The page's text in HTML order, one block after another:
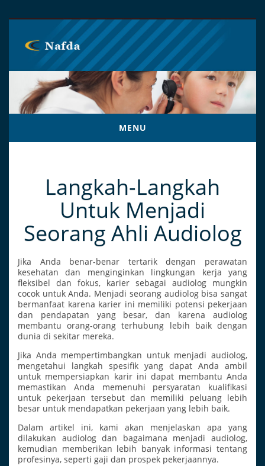
NAFDA.ORGMENU
Langkah-Langkah
Untuk Menjadi
Seorang Ahli Audiolog
Jika Anda benar-benar tertarik dengan perawatan
kesehatan dan menginginkan lingkungan kerja yang
fleksibel dan fokus, karier sebagai audiolog mungkin
cocok untuk Anda. Menjadi seorang audiolog bisa sangat
bermanfaat karena karier ini memiliki potensi pekerjaan
dan pendapatan yang besar, dan karena audiolog
membantu orang-orang terhubung lebih baik dengan
dunia di sekitar mereka.
Jika Anda mempertimbangkan untuk menjadi audiolog,
mengetahui langkah spesifik yang dapat Anda ambil
untuk mempersiapkan karir ini dapat membantu Anda
memastikan Anda memenuhi persyaratan kualifikasi
untuk pekerjaan tersebut dan memiliki peluang lebih
besar untuk mendapatkan pekerjaan yang lebih baik.
Dalam artikel ini, kami akan menjelaskan apa yang
dilakukan audiolog dan bagaimana menjadi audiolog,
kemudian memberikan lebih banyak informasi tentang
profesinya, seperti gaji dan prospek pekerjaannya.